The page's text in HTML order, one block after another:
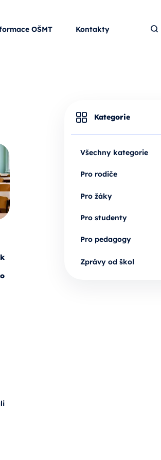
OŠMT Kontakty
Kategorie
Všechny kategorie
Pro rodiče
Pro žáky
Pro studenty
Pro pedagogy
Zprávy od škol